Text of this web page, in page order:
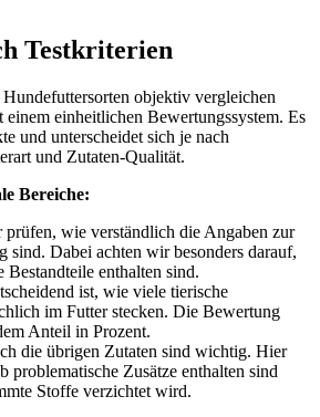
Testkriterien
objektiv vergleichen
einheitlichen Bewertungssystem. Es
und unterscheidet sich je nach
und Zutaten-Qualität.
Bereiche:
prüfen, wie verständlich die Angaben zur
sind. Dabei achten wir besonders darauf,
enthalten sind.
ist, wie viele tierische
im Futter stecken. Die Bewertung
Anteil in Prozent.
die übrigen Zutaten sind wichtig. Hier
problematische Zusätze enthalten sind
Stoffe verzichtet wird.